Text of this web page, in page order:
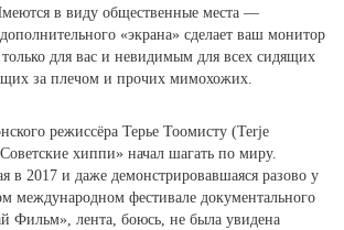
в виду общественные места —
«экрана» сделает ваш монитор
для вас и невидимым для всех сидящих
за плечом и прочих мимохожих.
режиссёра Терье Тоомисту (Terje
хиппи» начал шагать по миру.
в 2017 и даже демонстрировавшаяся разово у
международном фестивале документального
Фильм», лента, боюсь, не была увидена